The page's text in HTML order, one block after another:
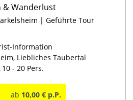
& Wanderlust
| Geführte Tour
Information
Liebliches Taubertal
10 - 20 Pers.
ab 10,00 € p.P.